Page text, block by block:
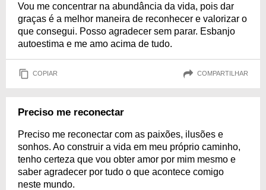
Vou me concentrar na abundância da vida, pois dar
graças é a melhor maneira de reconhecer e valorizar o
que consegui. Posso agradecer sem parar. Esbanjo
autoestima e me amo acima de tudo.
COPIAR COMPARTILHAR
Preciso me reconectar
Preciso me reconectar com as paixões, ilusões e
sonhos. Ao construir a vida em meu próprio caminho,
tenho certeza que vou obter amor por mim mesmo e
saber agradecer por tudo o que acontece comigo
neste mundo.